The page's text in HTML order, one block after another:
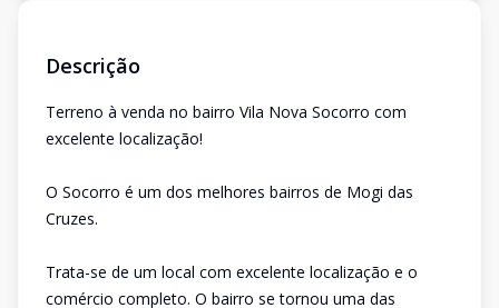
Descrição
Terreno à venda no bairro Vila Nova Socorro com
excelente localização!
O Socorro é um dos melhores bairros de Mogi das
Cruzes.
Trata-se de um local com excelente localização e o
comércio completo. O bairro se tornou uma das